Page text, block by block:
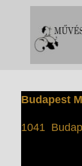
Budapest
1041